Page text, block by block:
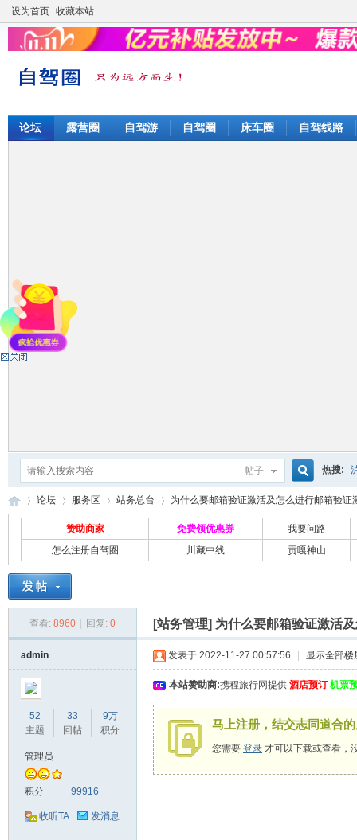
设为首页 收藏本站
论坛 露营圈 自驾游 自驾圈 床车圈 自驾线路
帖子
搜
索
热搜:
自 »
论坛
›
服务区
›
站务总台
›
为什么要邮箱验证激活及怎么进行邮箱验证
赞助商家 免费领优惠券
我要问路
怎么注册自驾圈
川藏中线 贡嘎神山
查看: 8960 回复: 0 [站务管理] 为什么要邮箱验证激活
admin
52
主题
33
回帖
9万
积分
管理员
积分 99916
收听TA 发消息
发表于 2022-11-27 00:57:56 显示全部楼
本站赞助商:携程旅行网提供 酒店预订 机票
马上注册，结交志同道合
您需要 登录 才可以下载或查看，